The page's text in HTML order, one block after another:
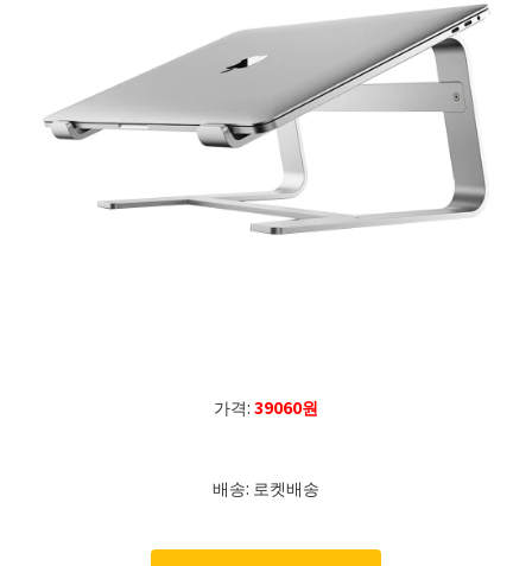
가격:39060원
배송: 로켓배송